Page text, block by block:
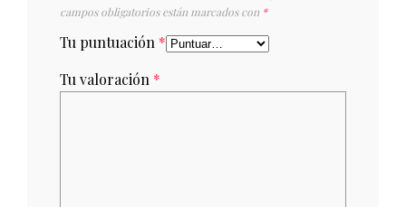
campos obligatorios están marcados con *
Tu puntuación *
Tu valoración *